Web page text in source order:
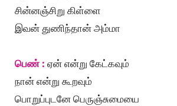
சின்னஞ்சிறு கிள்ளை
இவன் துணிந்தான் அம்மா
பெண் : ஏன் என்று கேட்கவும்
நான் என்று கூறவும்
பொறுப்புடனே பெருஞ்சுமையை